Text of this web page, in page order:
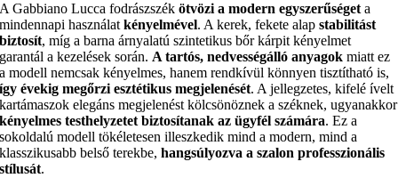
A Gabbiano Lucca fodrászszékötvözi a modern egyszerűséget a
mindennapi használatkényelmével. A kerek, fekete alapstabilitást
biztosít, míg a barna árnyalatú szintetikus bőr kárpit kényelmet
garantál a kezelések során. A tartós, nedvességálló anyagok miatt ez
a modell nemcsak kényelmes, hanem rendkívül könnyen tisztítható is,
így évekig megőrzi esztétikus megjelenését. A jellegzetes, kifelé ívelt
kartámaszok elegáns megjelenést kölcsönöznek a széknek, ugyanakkor
kényelmes testhelyzetet biztosítanak az ügyfél számára. Ez a
sokoldalú modell tökéletesen illeszkedik mind a modern, mind a
klasszikusabb belső terekbe,hangsúlyozva a szalon professzionális
stílusát.